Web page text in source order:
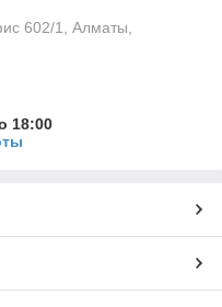
602/1, Алматы,
18:00